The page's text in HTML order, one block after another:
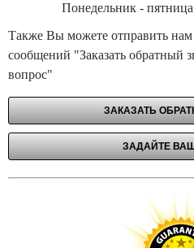
Понедельник -
Также Вы можете отправить нам
сообщений "Заказать обратный
вопрос"